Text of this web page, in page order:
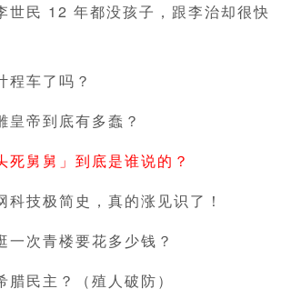
世民 12 年都没孩子，跟李治却很快
程车了吗？
皇帝到底有多蠢？
死舅舅」到底是谁说的？
科技极简史，真的涨见识了！
一次青楼要花多少钱？
腊民主？（殖人破防）